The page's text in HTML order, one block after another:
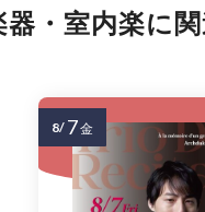
器・室内楽に
8/ 7金